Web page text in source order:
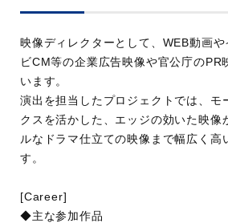
映像ディレクターとして、WEB動画
ビCM等の企業広告映像や官公庁のPR
います。
演出を担当したプロジェクトでは、モ
クスを活かした、エッジの効いた映像
ルなドラマ仕立ての映像まで幅広く高
す。
[Career]
◆主な参加作品